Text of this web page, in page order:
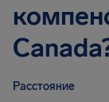
Расстояние